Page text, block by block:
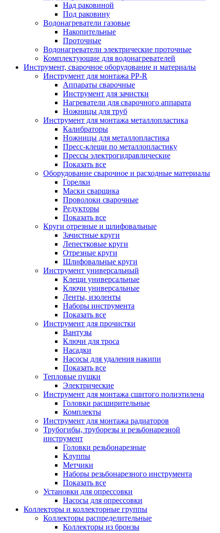
Над раковиной
Под раковину
Водонагреватели газовые
Накопительные
Проточные
Водонагреватели электрические проточные
Комплектующие для водонагревателей
Инструмент, сварочное оборудование и материалы
Инструмент для монтажа PP-R
Аппараты сварочные
Инструмент для зачистки
Нагреватели для сварочного аппарата
Ножницы для труб
Инструмент для монтажа металлопластика
Калибраторы
Ножницы для металлопластика
Пресс-клещи по металлопластику
Прессы электрогидравлические
Показать все
Оборудование сварочное и расходные материалы
Горелки
Маски сварщика
Проволоки сварочные
Редукторы
Показать все
Круги отрезные и шлифовальные
Зачистные круги
Лепестковые круги
Отрезные круги
Шлифовальные круги
Инструмент универсальный
Клещи универсальные
Ключи универсальные
Ленты, изоленты
Наборы инструмента
Показать все
Инструмент для прочистки
Вантузы
Ключи для троса
Насадки
Насосы для удаления накипи
Показать все
Тепловые пушки
Электрические
Инструмент для монтажа сшитого полиэтилена
Головки расширительные
Комплекты
Инструмент для монтажа радиаторов
Трубогибы, труборезы и резьбонарезной
инструмент
Головки резьбонарезные
Клуппы
Метчики
Наборы резьбонарезного инструмента
Показать все
Установки для опрессовки
Насосы для опрессовки
Коллекторы и коллекторные группы
Коллекторы распределительные
Коллекторы из бронзы